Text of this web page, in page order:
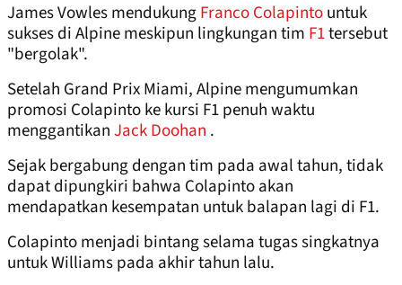
James Vowles mendukungFranco Colapintountuk
sukses di Alpine meskipun lingkungan tim F1tersebut
"bergolak".
Setelah Grand Prix Miami, Alpine mengumumkan
promosi Colapinto ke kursi F1 penuh waktu
menggantikanJack Doohan .
Sejak bergabung dengan tim pada awal tahun, tidak
dapat dipungkiri bahwa Colapinto akan
mendapatkan kesempatan untuk balapan lagi di F1.
Colapinto menjadi bintang selama tugas singkatnya
untuk Williams pada akhir tahun lalu.